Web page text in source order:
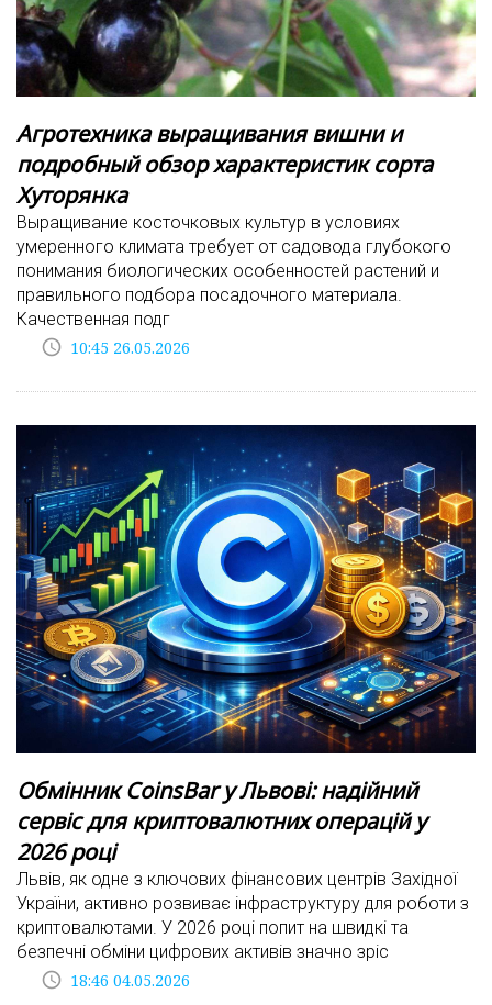
Агротехника выращивания вишни и
подробный обзор характеристик сорта
Хуторянка
Выращивание косточковых культур в условиях
умеренного климата требует от садовода глубокого
понимания биологических особенностей растений и
правильного подбора посадочного материала.
Качественная подг
access_time 10:45 26.05.2026
Обмінник CoinsBar у Львові: надійний
сервіс для криптовалютних операцій у
2026 році
Львів, як одне з ключових фінансових центрів Західної
України, активно розвиває інфраструктуру для роботи з
криптовалютами. У 2026 році попит на швидкі та
безпечні обміни цифрових активів значно зріс
access_time 18:46 04.05.2026